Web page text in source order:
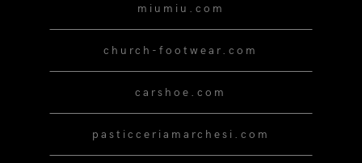
miumiu.com
church-footwear.com
carshoe.com
pasticceriamarchesi.com